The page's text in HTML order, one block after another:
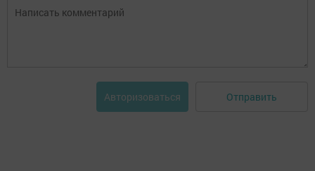
Авторизоваться Отправить